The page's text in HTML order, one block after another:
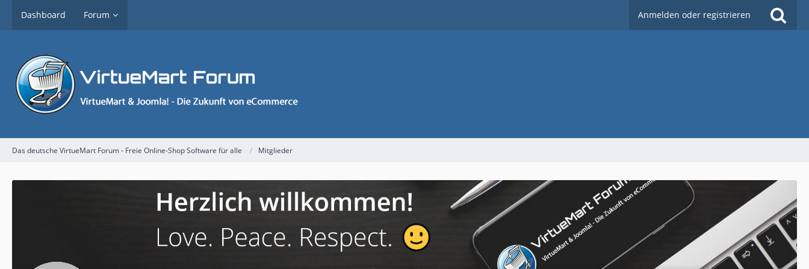
Dashboard Forum Anmelden oder registrieren
Das deutsche VirtueMart Forum - Freie Online-Shop Software für alle Mitglieder